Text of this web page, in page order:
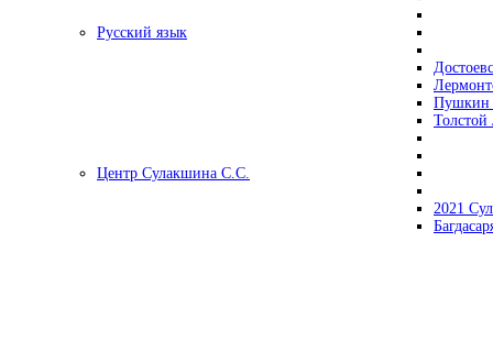
Русский язык
Центр Сулакшина С.С.
2021